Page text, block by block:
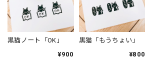
黒猫ノート「OK」
¥900
黒猫「もうちょい」
¥800